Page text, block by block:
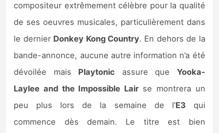
compositeur extrêmement célèbre pour la qualité
de ses oeuvres musicales, particulièrement dans
le dernier Donkey Kong Country. En dehors de la
bande-annonce, aucune autre information n’a été
dévoilée mais Playtonic assure que Yooka-
Laylee and the Impossible Lairse montrera un
peu plus lors de la semaine de l’E3 qui
commence dès demain. Le titre est bien